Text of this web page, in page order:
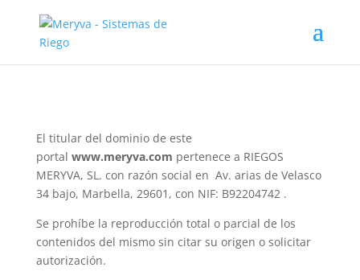
El titular del dominio de este
portal www.meryva.com pertenece a RIEGOS
MERYVA, SL. con razón social en Av. arias de Velasco
34 bajo, Marbella, 29601, con NIF: B92204742 .
Se prohíbe la reproducción total o parcial de los
contenidos del mismo sin citar su origen o solicitar
autorización.